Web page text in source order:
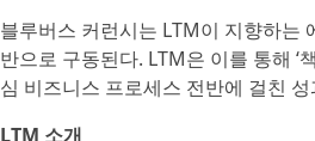
블루버스 커런시는 LTM이 지향하
반으로 구동된다. LTM은 이를 통해
심 비즈니스 프로세스 전반에 걸친
LTM 소개